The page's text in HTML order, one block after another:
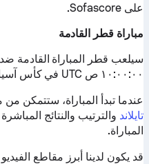
على Sofascore.
مباراة قطر القادمة
١٠:٠٠:٠٠ ص UTC في كأس آسيا للاتحاد الآسيوي لكرة القدم.
عندما تبدأ المباراة، ستتمكن من
تايلاند والترتيب والنتائج
المباراة.
قد يكون لدينا أبرز مقاطع